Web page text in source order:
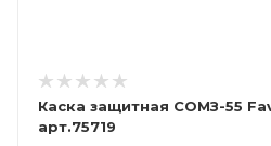
Каска защитная СОМЗ-55
арт.75719